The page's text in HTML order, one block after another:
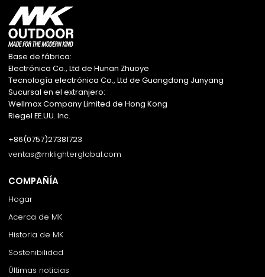
Base de fábrica:
Electrónica Co., Ltd de Hunan Zhuoye
Tecnología electrónica Co., Ltd de Guangdong Junyang
Sucursal en el extranjero:
Wellmax Company Limited de Hong Kong
Riegel EE.UU. Inc.
+86(0757)27381723
ventas@mklighterglobal.com
COMPAÑÍA
Hogar
Acerca de MK
Historia de MK
Sostenibilidad
Últimas noticias